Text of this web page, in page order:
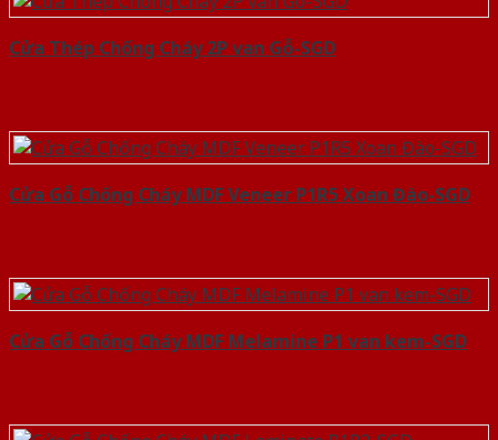
Cửa Thép Chống Cháy 2P van Gỗ-SGD
Cửa Gỗ Chống Cháy MDF Veneer P1R5 Xoan Đào-SGD
Cửa Gỗ Chống Cháy MDF Melamine P1 van kem-SGD